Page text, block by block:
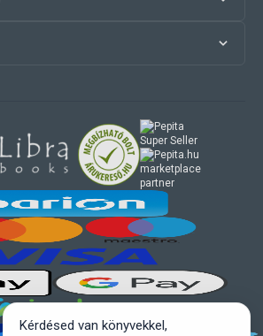
marketplace
partner
Kérdésed van könyvekkel,